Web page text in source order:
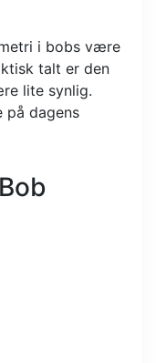
i bobs være
talt er den
lite synlig.
på dagens